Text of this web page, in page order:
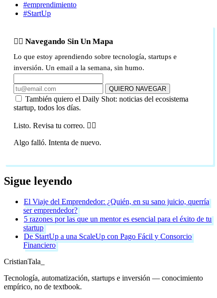
#emprendimiento
#StartUp
🏴‍☠️ Navegando Sin Un Mapa
Lo que estoy aprendiendo sobre tecnología, startups e
inversión. Un email a la semana, sin humo.
QUIERO NAVEGAR
También quiero el Daily Shot: noticias del ecosistema
startup, todos los días.
Listo. Revisa tu correo. 🏴‍☠️
Algo falló. Intenta de nuevo.
Sigue leyendo
El Viaje del Emprendedor: ¿Quién, en su sano juicio, querría
ser emprendedor?
5 razones por las que un mentor es esencial para el éxito de tu
startup
De StartUp a una ScaleUp con Pago Fácil y Consorcio
Financiero
CristianTala
Tecnología, automatización, startups e inversión — conocimiento
empírico, no de textbook.